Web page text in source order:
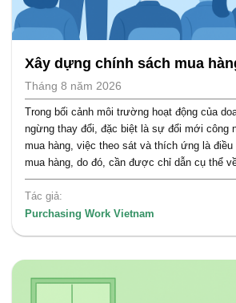
Xây dựng chính sách mua
Tháng 8 năm 2026
Trong bối cảnh môi trường hoạt động của
ngừng thay đổi, đặc biệt là sự đổi mới công
mua hàng, việc theo sát và thích ứng là
mua hàng, do đó, cần được chỉ dẫn cụ thể
Tác giả:
Purchasing Work Vietnam